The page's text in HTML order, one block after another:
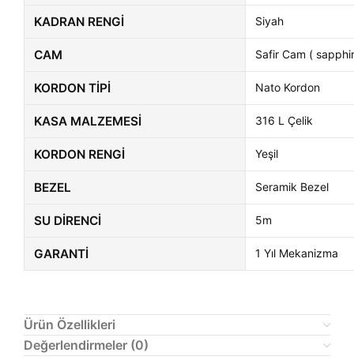
KADRAN RENGI Siyah
CAM Safir Cam (
KORDON TIPI Nato Kordon
KASA MALZEMESI 316 L Çelik
KORDON RENGI Yeşil
BEZEL Seramik Bezel
SU DIRENCI 5m
GARANTI 1 Yıl Mekanizma
Ürün Özellikleri
Değerlendirmeler (0)